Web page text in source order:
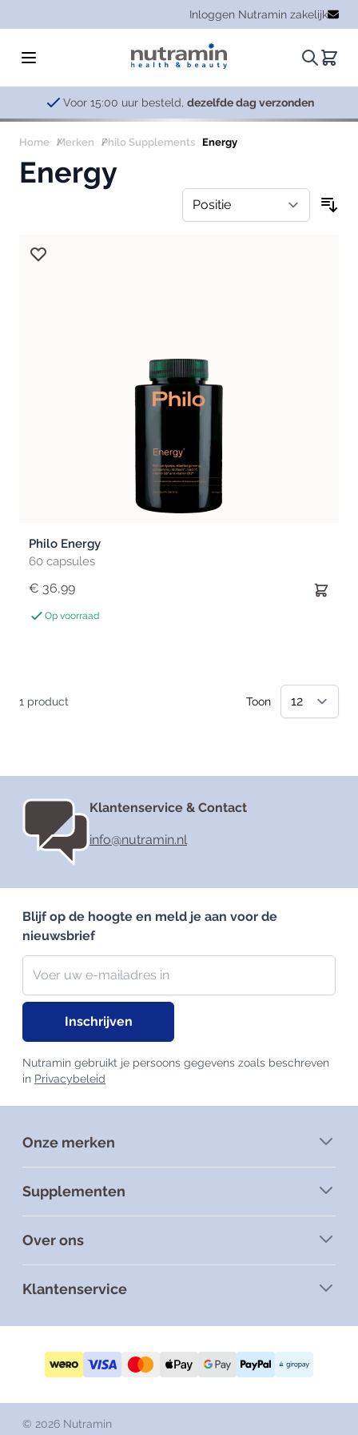
Inloggen Nutramin zakelijk
Zoeken.
Voor 15:00 uur besteld, dezelfde dag verzonden
Home Merken Philo Supplements Energy
Energy
Philo Energy
60 capsules
€ 36,99
Op voorraad
1 product Toon
Klantenservice & Contact
info@nutramin.nl
Blijf op de hoogte en meld je aan voor de
nieuwsbrief
Nieuwsbrief
E-mailadres
Inschrijven
Nutramin gebruikt je persoons gegevens zoals beschreven
in Privacybeleid
Onze merken
Supplementen
Over ons
Klantenservice
© 2026 Nutramin